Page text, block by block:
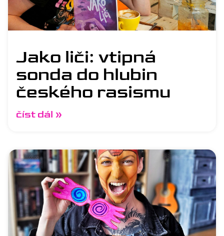
Jako liči: vtipná
sonda do hlubin
českého rasismu
číst dál »